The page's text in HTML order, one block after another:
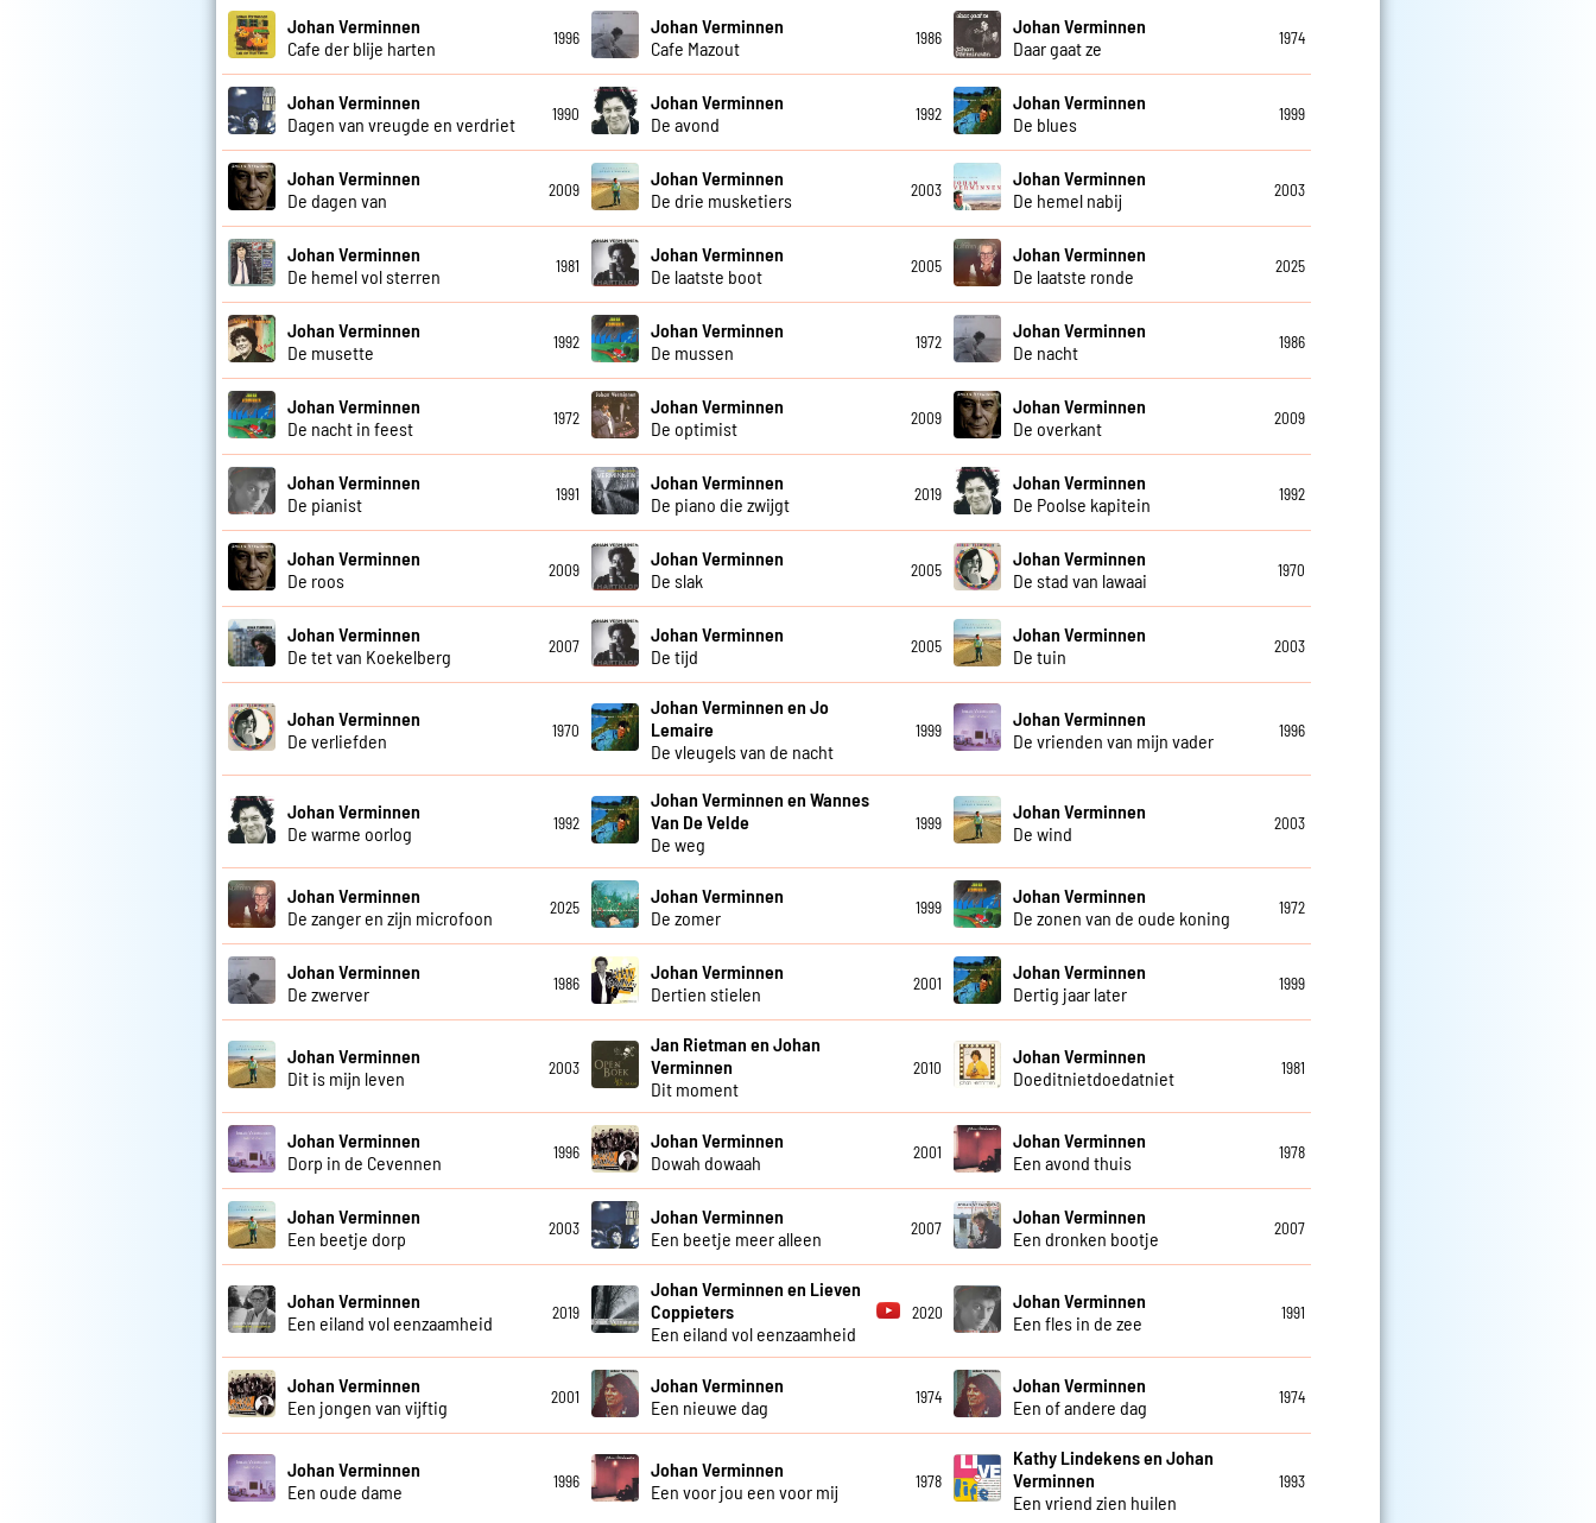
Johan Verminnen
Cafe der blije harten
1996
Johan Verminnen
Cafe Mazout
1986
Johan Verminnen
Daar gaat ze
1974
Johan Verminnen
Dagen van vreugde en verdriet
1990
Johan Verminnen
De avond
1992
Johan Verminnen
De blues
1999
Johan Verminnen
De dagen van
2009
Johan Verminnen
De drie musketiers
2003
Johan Verminnen
De hemel nabij
2003
Johan Verminnen
De hemel vol sterren
1981
Johan Verminnen
De laatste boot
2005
Johan Verminnen
De laatste ronde
2025
Johan Verminnen
De musette
1992
Johan Verminnen
De mussen
1972
Johan Verminnen
De nacht
1986
Johan Verminnen
De nacht in feest
1972
Johan Verminnen
De optimist
2009
Johan Verminnen
De overkant
2009
Johan Verminnen
De pianist
1991
Johan Verminnen
De piano die zwijgt
2019
Johan Verminnen
De Poolse kapitein
1992
Johan Verminnen
De roos
2009
Johan Verminnen
De slak
2005
Johan Verminnen
De stad van lawaai
1970
Johan Verminnen
De tet van Koekelberg
2007
Johan Verminnen
De tijd
2005
Johan Verminnen
De tuin
2003
Johan Verminnen
De verliefden
1970
Johan Verminnen en Jo
Lemaire
De vleugels van de nacht
1999
Johan Verminnen
De vrienden van mijn vader
1996
Johan Verminnen
De warme oorlog
1992
Johan Verminnen en Wannes
Van De Velde
De weg
1999
Johan Verminnen
De wind
2003
Johan Verminnen
De zanger en zijn microfoon
2025
Johan Verminnen
De zomer
1999
Johan Verminnen
De zonen van de oude koning
1972
Johan Verminnen
De zwerver
1986
Johan Verminnen
Dertien stielen
2001
Johan Verminnen
Dertig jaar later
1999
Johan Verminnen
Dit is mijn leven
2003
Jan Rietman en Johan
Verminnen
Dit moment
2010
Johan Verminnen
Doeditnietdoedatniet
1981
Johan Verminnen
Dorp in de Cevennen
1996
Johan Verminnen
Dowah dowaah
2001
Johan Verminnen
Een avond thuis
1978
Johan Verminnen
Een beetje dorp
2003
Johan Verminnen
Een beetje meer alleen
2007
Johan Verminnen
Een dronken bootje
2007
Johan Verminnen
Een eiland vol eenzaamheid
2019
Johan Verminnen en Lieven
Coppieters
Een eiland vol eenzaamheid
2020
Johan Verminnen
Een fles in de zee
1991
Johan Verminnen
Een jongen van vijftig
2001
Johan Verminnen
Een nieuwe dag
1974
Johan Verminnen
Een of andere dag
1974
Johan Verminnen
Een oude dame
1996
Johan Verminnen
Een voor jou een voor mij
1978
Kathy Lindekens en Johan
Verminnen
Een vriend zien huilen
1993